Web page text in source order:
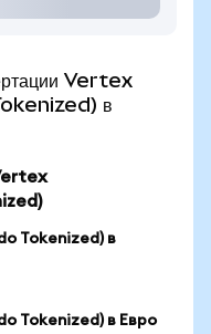
Vertex
в
Tokenized) в
Tokenized) в Евро